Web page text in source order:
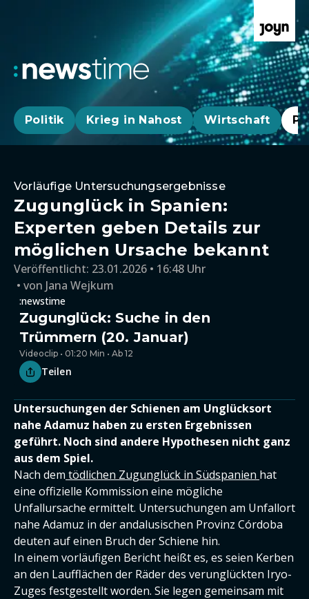
Politik Krieg in Nahost Wirtschaft
Vorläufige Untersuchungsergebnisse
Zugunglück in Spanien:
Experten geben Details zur
möglichen Ursache bekannt
Veröffentlicht: 23.01.2026 • 16:48 Uhr
von Jana Wejkum
:newstime
Zugunglück: Suche in den
Trümmern (20. Januar)
Videoclip • 01:20 Min • Ab 12
Teilen
Untersuchungen der Schienen am Unglücksort
nahe Adamuz haben zu ersten Ergebnissen
geführt. Noch sind andere Hypothesen nicht ganz
aus dem Spiel.
Nach dem tödlichen Zugunglück in Südspanien hat
eine offizielle Kommission eine mögliche
Unfallursache ermittelt. Untersuchungen am Unfallort
nahe Adamuz in der andalusischen Provinz Córdoba
deuten auf einen Bruch der Schiene hin.
In einem vorläufigen Bericht heißt es, es seien Kerben
an den Laufflächen der Räder des verunglückten Iryo-
Zuges festgestellt worden. Sie legen gemeinsam mit